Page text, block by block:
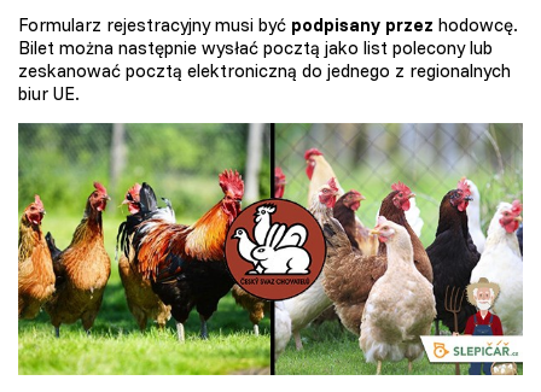
Formularz rejestracyjny musi być podpisany przez hodowcę.
Bilet można następnie wysłać pocztą jako list polecony lub
zeskanować pocztą elektroniczną do jednego z regionalnych
biur UE.